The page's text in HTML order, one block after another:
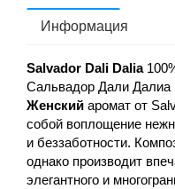
Информация
Salvador Dali Dalia
Сальвадор Дали Далиа
Женский аромат от
собой воплощение
и беззаботности.
однако производит
элегантного и